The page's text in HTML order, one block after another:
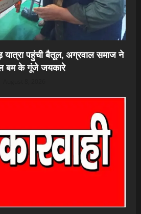
पहुंची बैतूल, अग्रवाल समाज ने
बम के गूंजे जयकारे